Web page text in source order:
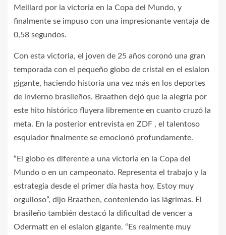
Meillard por la victoria en la Copa del Mundo, y
finalmente se impuso con una impresionante ventaja de
0,58 segundos.
Con esta victoria, el joven de 25 años coronó una gran
temporada con el pequeño globo de cristal en el eslalon
gigante, haciendo historia una vez más en los deportes
de invierno brasileños. Braathen dejó que la alegría por
este hito histórico fluyera libremente en cuanto cruzó la
meta. En la posterior entrevista en ZDF , el talentoso
esquiador finalmente se emocionó profundamente.
“El globo es diferente a una victoria en la Copa del
Mundo o en un campeonato. Representa el trabajo y la
estrategia desde el primer día hasta hoy. Estoy muy
orgulloso”, dijo Braathen, conteniendo las lágrimas. El
brasileño también destacó la dificultad de vencer a
Odermatt en el eslalon gigante. “Es realmente muy